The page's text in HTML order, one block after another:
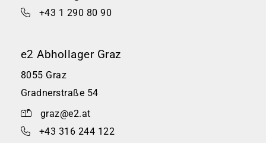
+43 1 290 80 90
e2 Abhollager Graz
8055 Graz
Gradnerstraße 54
graz@e2.at
+43 316 244 122